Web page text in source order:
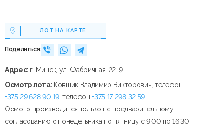
ЛОТ НА КАРТЕ
Поделиться:
Адрес: г. Минск, ул. Фабричная, 22-9
Осмотр лота: Ковшик Владимир Викторович, телефон
+375 29 628 90 19, телефон+375 17 298 32 59.
Осмотр производится только по предварительному
согласованию с понедельника по пятницу с 9:00 по 16:30